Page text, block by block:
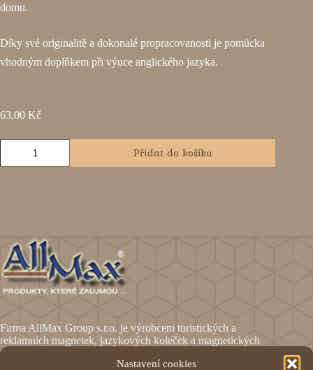
Nastavení cookies
domu.
Díky své originalitě a dokonalé propracovanosti je pomůcka
vhodným doplňkem při výuce anglického jazyka.
63,00 Kč
Přidat do košíku
n
i
v
Firma AllMax Group s.r.o. je výrobcem turistických a
reklamních magnetek, jazykových koleček a magnetických
fólií.